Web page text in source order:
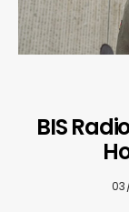
BIS